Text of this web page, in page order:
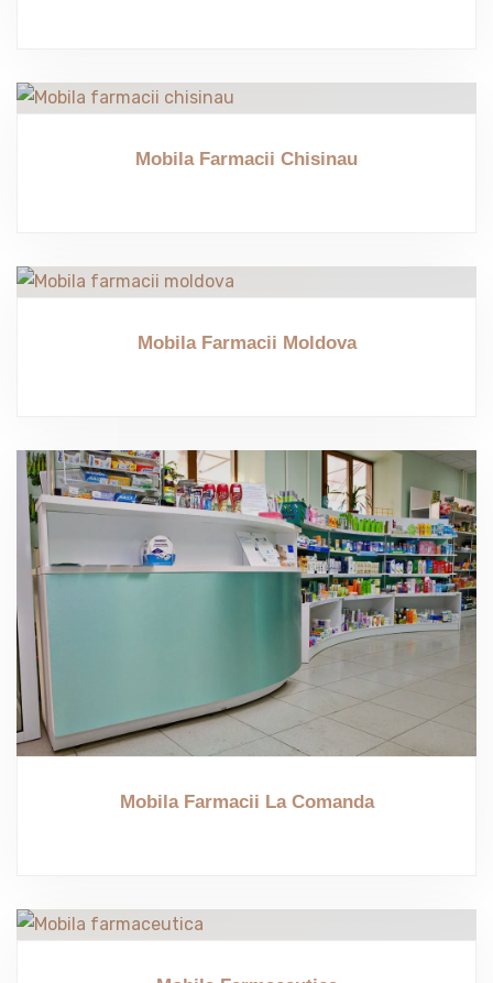
Mobila Farmacii Chisinau
Mobila Farmacii Moldova
Mobila Farmacii La Comanda